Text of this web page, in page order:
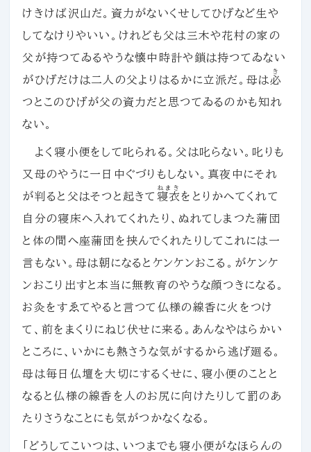
けきけば沢山だ。資力がないくせしてひげなど生や
してなけりやいい。けれども父は三木や花村の家の
父が持つてゐるやうな懐中時計や鎖は持つてゐない
がひげだけは二人の父よりはるかに立派だ。母は必
き
つとこのひげが父の資力だと思つてゐるのかも知れ
ない。
よく寝小便をして叱られる。父は叱らない。叱りも
又母のやうに一日中ぐづりもしない。真夜中にそれ
が判ると父はそつと起きて 寝衣
ねまき
をとりかへてくれて
自分の寝床へ入れてくれたり、ぬれてしまつた蒲団
と体の間へ座蒲団を挟んでくれたりしてこれには一
言もない。母は朝になるとケンケンおこる。がケンケ
ンおこり出すと本当に無教育のやうな顔つきになる。
お灸をすゑてやると言つて仏様の線香に火をつけ
て、前をまくりにねじ伏せに来る。あんなやはらかい
ところに、いかにも熱さうな気がするから逃げ廻る。
母は毎日仏壇を大切にするくせに、寝小便のことと
なると仏様の線香を人のお尻に向けたりして罰のあ
たりさうなことにも気がつかなくなる。
「どうしてこいつは、いつまでも寝小便がなほらんの